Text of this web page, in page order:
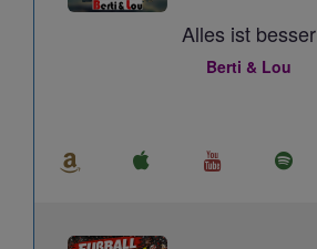
Alles ist besser
Berti & Lou